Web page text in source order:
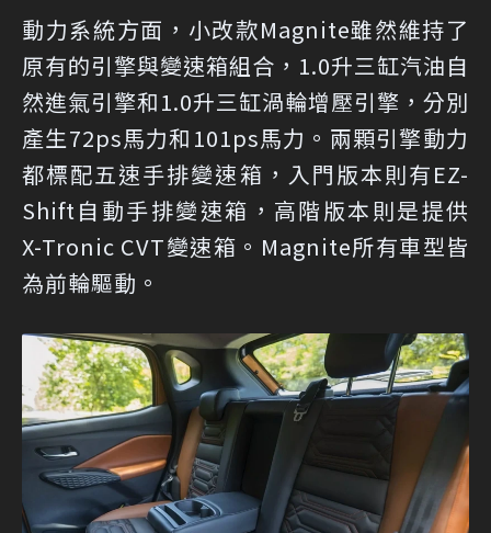
動力系統方面，小改款Magnite雖然維持了
原有的引擎與變速箱組合，1.0升三缸汽油自
然進氣引擎和1.0升三缸渦輪增壓引擎，分別
產生72ps馬力和101ps馬力。兩顆引擎動力
都標配五速手排變速箱，入門版本則有EZ-
Shift自動手排變速箱，高階版本則是提供
X-Tronic CVT變速箱。Magnite所有車型皆
為前輪驅動。